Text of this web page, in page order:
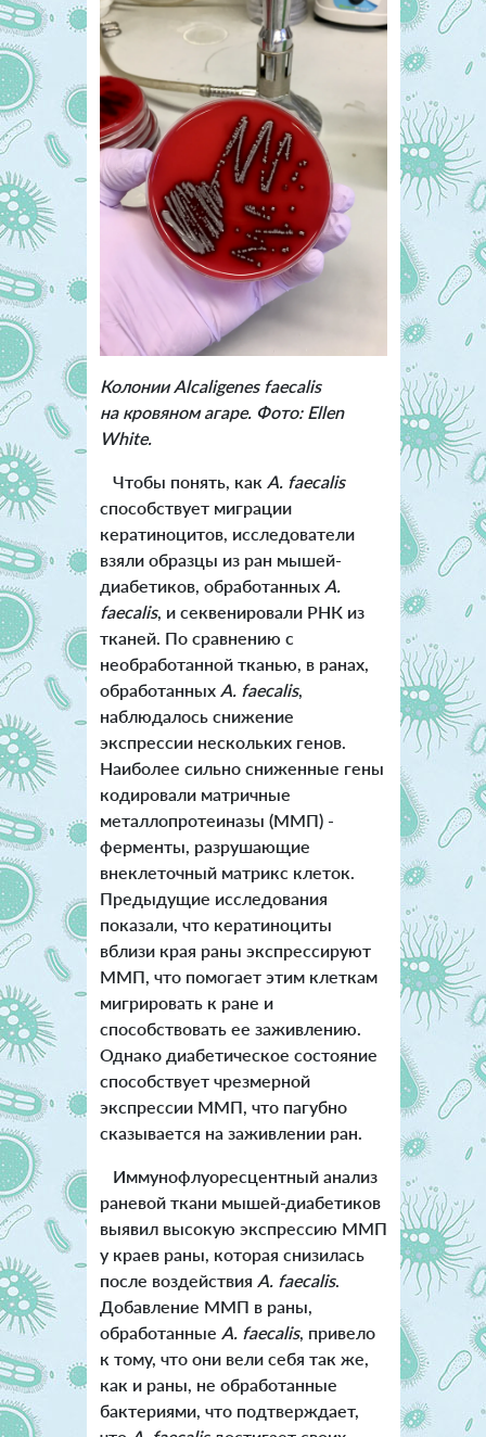
Колонии Alcaligenes faecalis
на кровяном агаре. Фото: Ellen
White.
Чтобы понять, как A. faecalis
способствует миграции
кератиноцитов, исследователи
взяли образцы из ран мышей-
диабетиков, обработанных A.
faecalis, и секвенировали РНК из
тканей. По сравнению с
необработанной тканью, в ранах,
обработанных A. faecalis,
наблюдалось снижение
экспрессии нескольких генов.
Наиболее сильно сниженные гены
кодировали матричные
металлопротеиназы (ММП) -
ферменты, разрушающие
внеклеточный матрикс клеток.
Предыдущие исследования
показали, что кератиноциты
вблизи края раны экспрессируют
ММП, что помогает этим клеткам
мигрировать к ране и
способствовать ее заживлению.
Однако диабетическое состояние
способствует чрезмерной
экспрессии ММП, что пагубно
сказывается на заживлении ран.
Иммунофлуоресцентный анализ
раневой ткани мышей-диабетиков
выявил высокую экспрессию ММП
у краев раны, которая снизилась
после воздействия A. faecalis.
Добавление ММП в раны,
обработанные A. faecalis, привело
к тому, что они вели себя так же,
как и раны, не обработанные
бактериями, что подтверждает,